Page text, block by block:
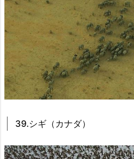
39.シギ（カナダ）